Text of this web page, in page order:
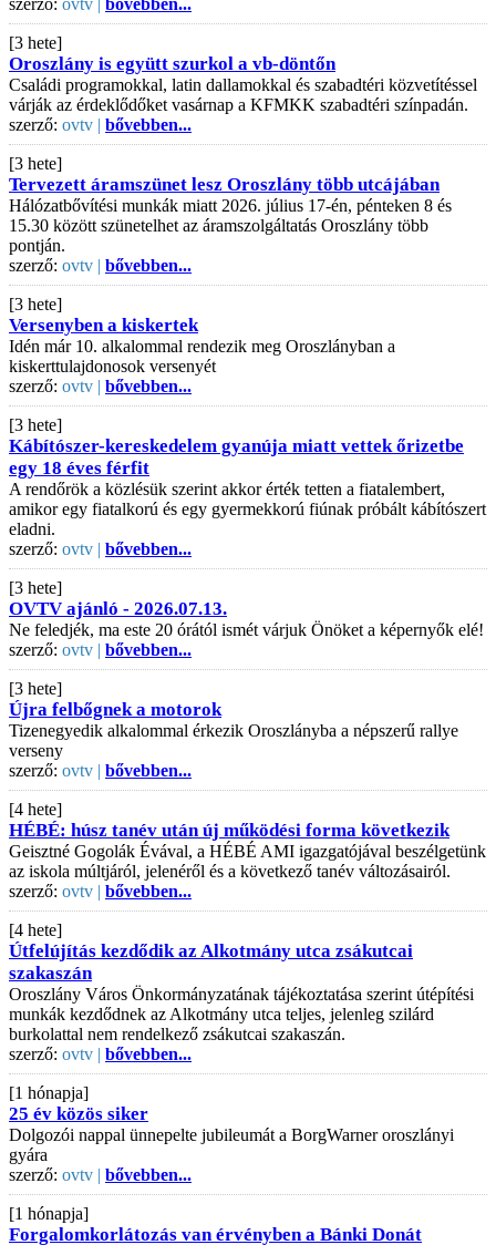
[3 hete]
Oroszlány is együtt szurkol a vb-döntőn
Családi programokkal, latin dallamokkal és szabadtéri közvetítéssel
várják az érdeklődőket vasárnap a KFMKK szabadtéri színpadán.
szerző: ovtv | bővebben...
[3 hete]
Tervezett áramszünet lesz Oroszlány több utcájában
Hálózatbővítési munkák miatt 2026. július 17-én, pénteken 8 és
15.30 között szünetelhet az áramszolgáltatás Oroszlány több
pontján.
szerző: ovtv | bővebben...
[3 hete]
Versenyben a kiskertek
Idén már 10. alkalommal rendezik meg Oroszlányban a
kiskerttulajdonosok versenyét
szerző: ovtv | bővebben...
[3 hete]
Kábítószer-kereskedelem gyanúja miatt vettek őrizetbe
egy 18 éves férfit
A rendőrök a közlésük szerint akkor érték tetten a fiatalembert,
amikor egy fiatalkorú és egy gyermekkorú fiúnak próbált kábítószert
eladni.
szerző: ovtv | bővebben...
[3 hete]
OVTV ajánló - 2026.07.13.
Ne feledjék, ma este 20 órától ismét várjuk Önöket a képernyők elé!
szerző: ovtv | bővebben...
[3 hete]
Újra felbőgnek a motorok
Tizenegyedik alkalommal érkezik Oroszlányba a népszerű rallye
verseny
szerző: ovtv | bővebben...
[4 hete]
HÉBÉ: húsz tanév után új működési forma következik
Geisztné Gogolák Évával, a HÉBÉ AMI igazgatójával beszélgetünk
az iskola múltjáról, jelenéről és a következő tanév változásairól.
szerző: ovtv | bővebben...
[4 hete]
Útfelújítás kezdődik az Alkotmány utca zsákutcai
szakaszán
Oroszlány Város Önkormányzatának tájékoztatása szerint útépítési
munkák kezdődnek az Alkotmány utca teljes, jelenleg szilárd
burkolattal nem rendelkező zsákutcai szakaszán.
szerző: ovtv | bővebben...
[1 hónapja]
25 év közös siker
Dolgozói nappal ünnepelte jubileumát a BorgWarner oroszlányi
gyára
szerző: ovtv | bővebben...
[1 hónapja]
Forgalomkorlátozás van érvényben a Bánki Donát